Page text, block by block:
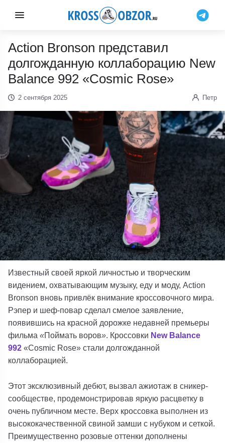
Action Bronson представил
долгожданную коллаборацию New
Balance 992 «Cosmic Rose»
2 сентября 2025 Петр
Известный своей яркой личностью и творческим
видением, охватывающим музыку, еду и моду, Action
Bronson вновь привлёк внимание кроссовочного мира.
Рэпер и шеф-повар сделал смелое заявление,
появившись на красной дорожке недавней премьеры
фильма«Поймать воров» . Кроссовки New Balance
992 «Cosmic Rose» стали долгожданной
коллаборацией.
Этот эксклюзивный дебют, вызвал ажиотаж в сникер-
сообществе, продемонстрировав яркую расцветку в
очень публичном месте. Верх кроссовка выполнен из
высококачественной свиной замши с нубуком и сеткой.
Преимущественно розовые оттенки дополнены